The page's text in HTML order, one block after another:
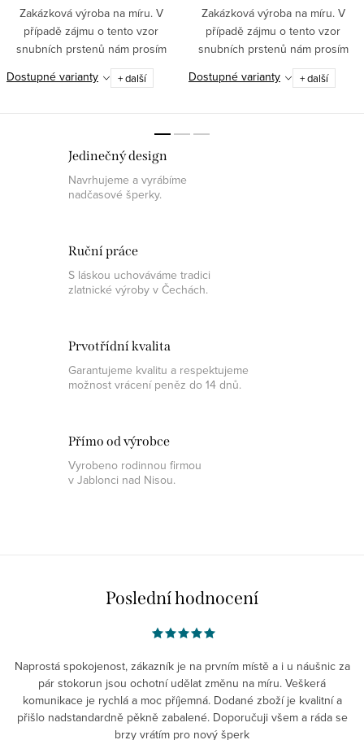
Zakázková výroba na míru. V
případě zájmu o tento vzor
snubních prstenů nám prosím
napište požadované velikosti do
dotazu k produktu nebo na
Dostupné varianty + další
Zakázková výroba na míru. V
případě zájmu o tento vzor
snubních prstenů nám prosím
napište požadované velikosti do
dotazu k produktu nebo na
Dostupné varianty + další
Jedinečný design
Navrhujeme a vyrábíme
nadčasové šperky.
Ruční práce
S láskou uchováváme tradici
zlatnické výroby v Čechách.
Prvotřídní kvalita
Garantujeme kvalitu a respektujeme
možnost vrácení peněz do 14 dnů.
Přímo od výrobce
Vyrobeno rodinnou firmou
v Jablonci nad Nisou.
Poslední hodnocení
Naprostá spokojenost, zákazník je na prvním místě a i u náušnic za
pár stokorun jsou ochotní udělat změnu na míru. Veškerá
komunikace je rychlá a moc příjemná. Dodané zboží je kvalitní a
přišlo nadstandardně pěkně zabalené. Doporučuji všem a ráda se
brzy vrátím pro nový šperk